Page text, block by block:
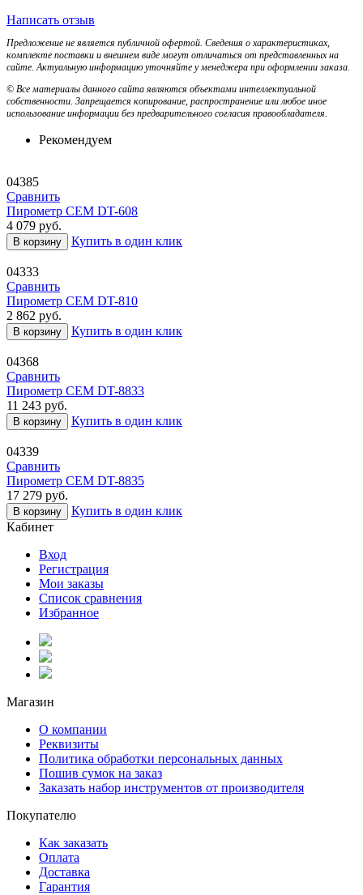
Написать отзыв
Предложение не является публичной офертой. Сведения о характеристиках,
комплекте поставки и внешнем виде могут отличаться от представленных на
сайте. Актуальную информацию уточняйте у менеджера при оформлении заказа.
© Все материалы данного сайта являются объектами интеллектуальной
собственности. Запрещается копирование, распространение или любое иное
использование информации без предварительного согласия правообладателя.
Рекомендуем
04385
Сравнить
Пирометр CEM DT-608
4 079 руб.
В корзину Купить в один клик
04333
Сравнить
Пирометр CEM DT-810
2 862 руб.
В корзину Купить в один клик
04368
Сравнить
Пирометр CEM DT-8833
11 243 руб.
В корзину Купить в один клик
04339
Сравнить
Пирометр CEM DT-8835
17 279 руб.
В корзину
Купить в один клик
Кабинет
Вход
Регистрация
Мои заказы
Список сравнения
Избранное
Магазин
О компании
Реквизиты
Политика обработки персональных данных
Пошив сумок на заказ
Заказать набор инструментов от производителя
Покупателю
Как заказать
Оплата
Доставка
Гарантия